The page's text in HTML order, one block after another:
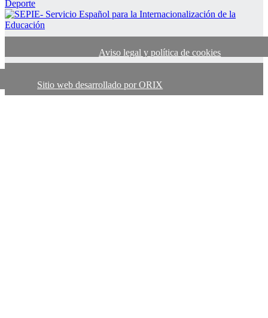
Aviso legal y política de cookies
Sitio web desarrollado por ORIX